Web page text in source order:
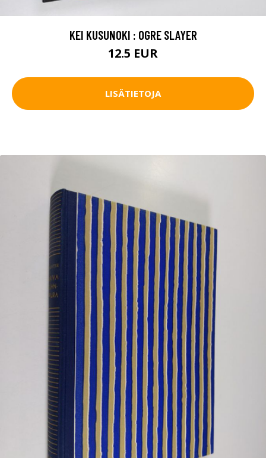
KEI KUSUNOKI : OGRE SLAYER
12.5 EUR
LISÄTIETOJA